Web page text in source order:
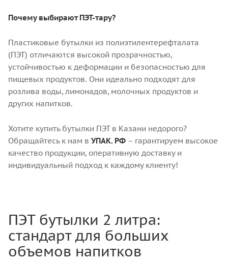
Почему выбирают ПЭТ-тару?
Пластиковые бутылки из полиэтилентерефталата
(ПЭТ) отличаются высокой прозрачностью,
устойчивостью к деформации и безопасностью для
пищевых продуктов. Они идеально подходят для
розлива воды, лимонадов, молочных продуктов и
других напитков.
Хотите купить бутылки ПЭТ в Казани недорого?
Обращайтесь к нам в УПАК. РФ – гарантируем высокое
качество продукции, оперативную доставку и
индивидуальный подход к каждому клиенту!
ПЭТ бутылки 2 литра:
стандарт для больших
объемов напитков